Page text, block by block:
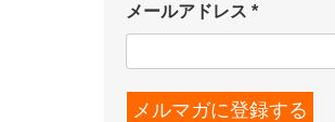
メールアドレス*